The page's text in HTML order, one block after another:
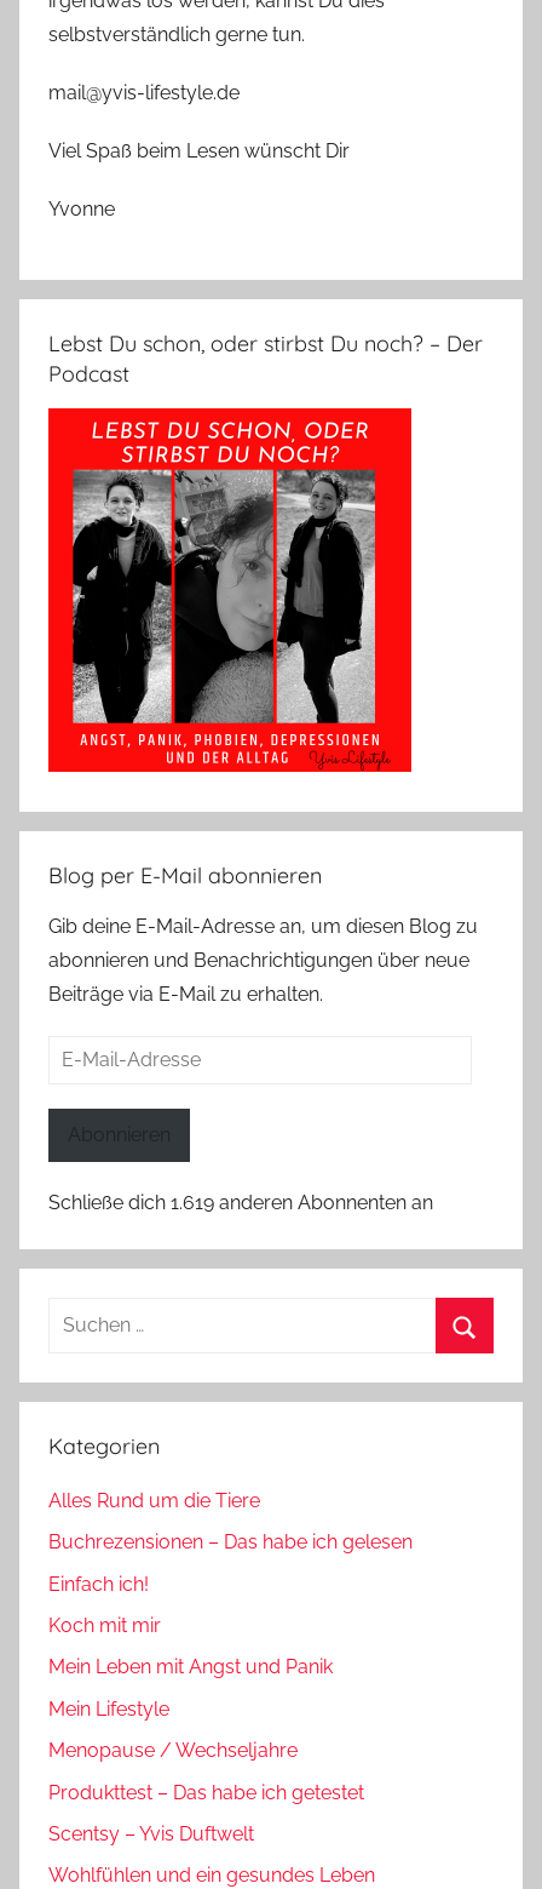
selbstverständlich gerne tun.
mail@yvis-lifestyle.de
Viel Spaß beim Lesen wünscht Dir
Yvonne
Lebst Du schon, oder stirbst Du noch? – Der
Podcast
Blog per E-Mail abonnieren
Gib deine E-Mail-Adresse an, um diesen Blog zu
abonnieren und Benachrichtigungen über neue
Beiträge via E-Mail zu erhalten.
E-
Abonnieren
Schließe dich 1.619 anderen Abonnenten an
Suchen
Kategorien
Alles Rund um die Tiere
Buchrezensionen – Das habe ich gelesen
Einfach ich!
Koch mit mir
Mein Leben mit Angst und Panik
Mein Lifestyle
Menopause / Wechseljahre
Produkttest – Das habe ich getestet
Scentsy – Yvis Duftwelt
Wohlfühlen und ein gesundes Leben